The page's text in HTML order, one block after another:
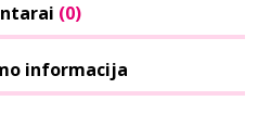
(0)
informacija